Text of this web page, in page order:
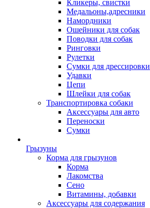
Кликеры, свистки
Медальоны,адресники
Намордники
Ошейники для собак
Поводки для собак
Ринговки
Рулетки
Сумки для дрессировки
Удавки
Цепи
Шлейки для собак
Транспортировка собаки
Аксессуары для авто
Переноски
Сумки
Грызуны
Корма для грызунов
Корма
Лакомства
Сено
Витамины, добавки
Аксессуары для содержания